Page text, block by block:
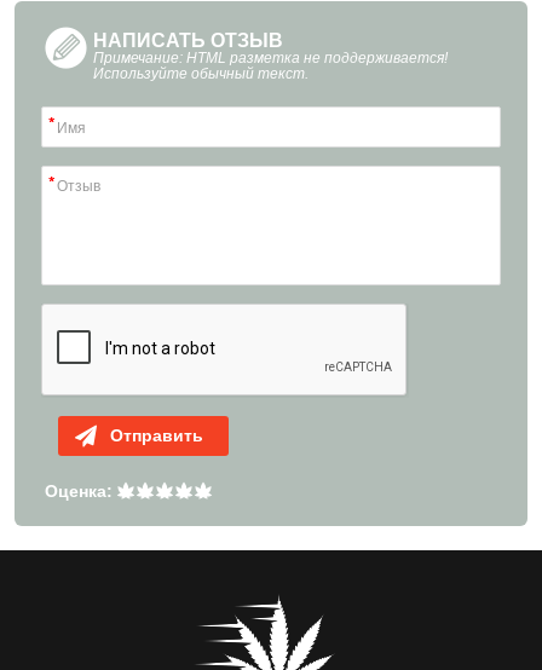
НАПИСАТЬ ОТЗЫВ
Примечание: HTML разметка не поддерживается!
Используйте обычный текст.
Отправить
Оценка: